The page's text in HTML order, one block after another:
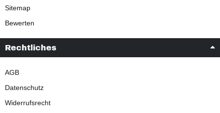
Sitemap
Bewerten
Rechtliches
AGB
Datenschutz
Widerrufsrecht